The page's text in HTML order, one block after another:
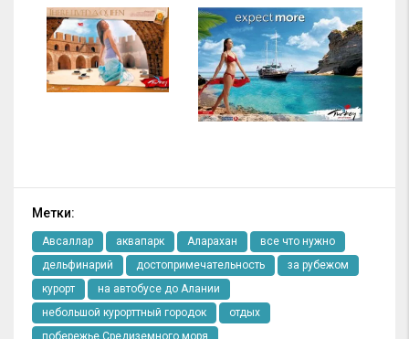
Метки:
Авсаллар аквапарк Аларахан
все что нужно
дельфинарий
достопримечательность
за рубежом
курорт
на автобусе до Алании
небольшой курорттный городок
отдых
побережье Средиземного моря